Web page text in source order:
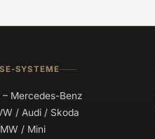
SYSTEME
– Mercedes-Benz
/ Audi / Skoda
/ Mini